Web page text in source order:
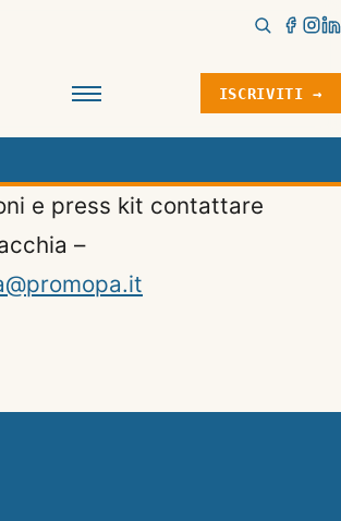
Menu
ISCRIVITI →
e press kit contattare
–